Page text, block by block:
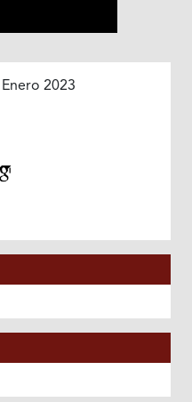
2023